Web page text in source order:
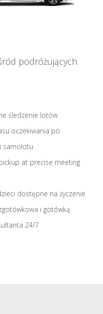
podróżujących
śledzenie lotów
oczekiwania po
samolotu
at precise meeting
dostępne na życzenie
i gotówką
24/7